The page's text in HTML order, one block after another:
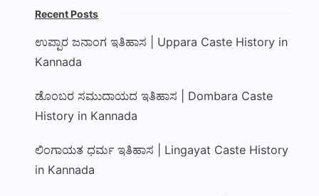
Recent Posts
ಉಪ್ಪಾರ ಜನಾಂಗ ಇತಿಹಾಸ | Uppara Caste History in
Kannada
ಡೊಂಬರ ಸಮುದಾಯದ ಇತಿಹಾಸ | Dombara Caste
History in Kannada
ಲಿಂಗಾಯತ ಧರ್ಮ ಇತಿಹಾಸ | Lingayat Caste History
in Kannada